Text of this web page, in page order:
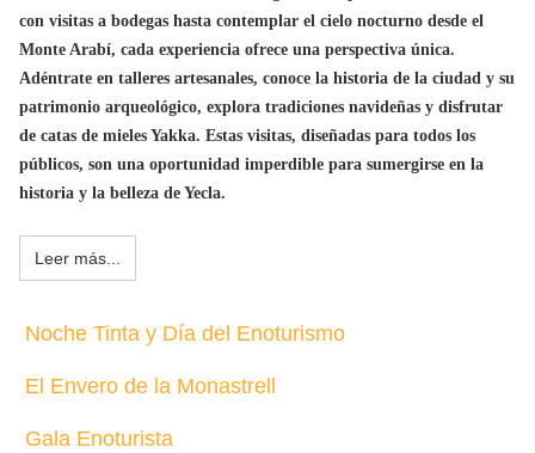
con visitas a bodegas hasta contemplar el cielo nocturno desde el
Monte Arabí, cada experiencia ofrece una perspectiva única.
Adéntrate en talleres artesanales, conoce la historia de la ciudad y su
patrimonio arqueológico, explora tradiciones navideñas y disfrutar
de catas de mieles Yakka. Estas visitas, diseñadas para todos los
públicos, son una oportunidad imperdible para sumergirse en la
historia y la belleza de Yecla.
Leer más...
Noche Tinta y Día del Enoturismo
El Envero de la Monastrell
Gala Enoturista